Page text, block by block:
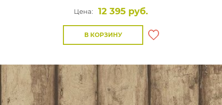
Цена:
12 395 руб.
В КОРЗИНУ